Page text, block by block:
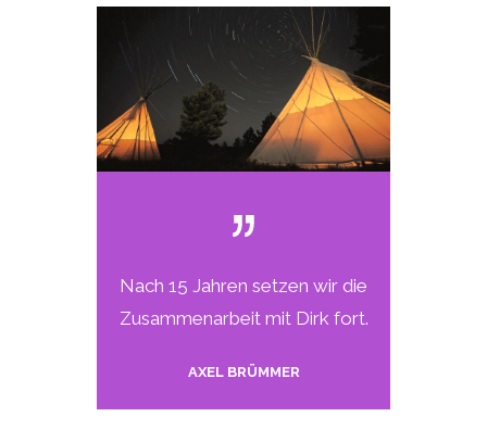
Nach 15 Jahren setzen wir die
Zusammenarbeit mit Dirk fort.
AXEL BRÜMMER